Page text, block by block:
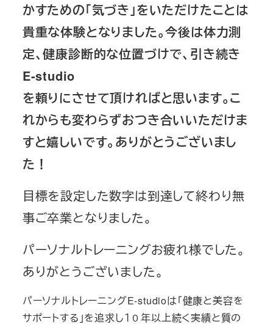
かすための「気づき」をいただけたことは
貴重な体験となりました。今後は体力測
定、健康診断的な位置づけで、引き続き
E-studio
を頼りにさせて頂ければと思います。こ
れからも変わらずおつき合いいただけま
すと嬉しいです。ありがとうございまし
た！
目標を設定した数字は到達して終わり無
事ご卒業となりました。
パーソナルトレーニングお疲れ様でした。
ありがとうございました。
パーソナルトレーニングE-studioは「健康と美容を
サポートする」を追求し１０年以上続く実績と質の